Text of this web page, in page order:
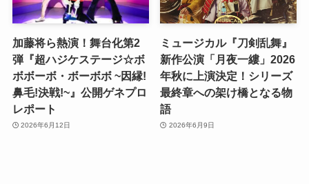
加藤将ら熱演！舞台化第2
弾『超ハジケステージ☆ボ
ボボーボ・ボーボボ ~因縁!
鼻毛!決戦!~』公開ゲネプロ
レポート
2026年6月12日
ミュージカル『刀剣乱舞』
新作公演「月夜一縷」2026
年秋に上演決定！シリーズ
最終章への架け橋となる物
語
2026年6月9日